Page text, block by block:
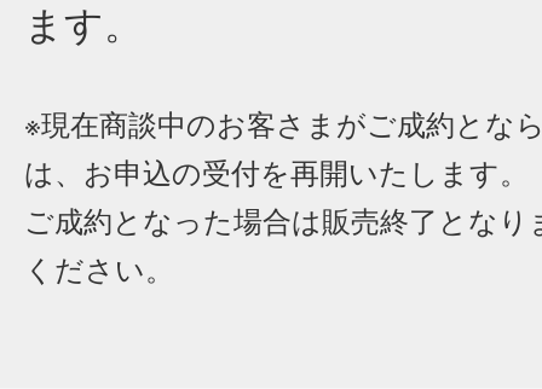
ます。
※現在商談中のお客さまがご成約とな
は、お申込の受付を再開いたします。
ご成約となった場合は販売終了となり
ください。